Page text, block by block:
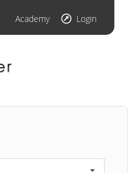
Academy Login